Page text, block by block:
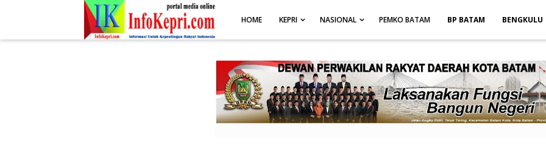
.post-body img { display: block; margin: 0 auto; max-width: 100%; height: auto; }
HOME KEPRI NASIONAL PEMKO BATAM BP BATAM BENGKULU